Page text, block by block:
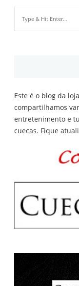
Este é o blog da
compartilhamos
entretenimento e
cuecas. Fique